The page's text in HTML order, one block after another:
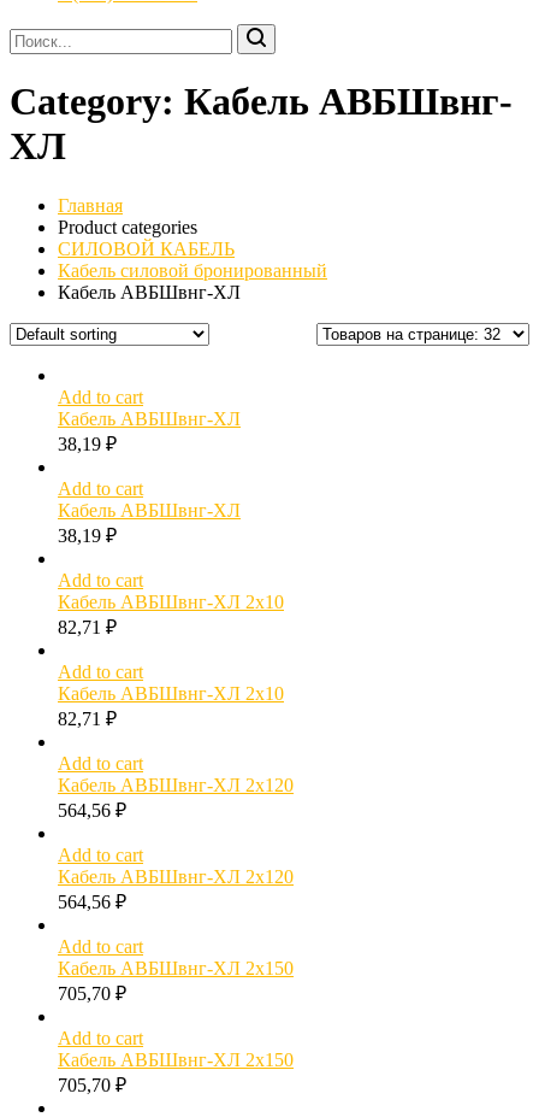
Category: Кабель АВБШвнг-
ХЛ
Главная
Product categories
СИЛОВОЙ КАБЕЛЬ
Кабель силовой бронированный
Кабель АВБШвнг-ХЛ
Add to cart
Кабель АВБШвнг-ХЛ
38,19 ₽
Add to cart
Кабель АВБШвнг-ХЛ
38,19 ₽
Add to cart
Кабель АВБШвнг-ХЛ 2х10
82,71 ₽
Add to cart
Кабель АВБШвнг-ХЛ 2х10
82,71 ₽
Add to cart
Кабель АВБШвнг-ХЛ 2х120
564,56 ₽
Add to cart
Кабель АВБШвнг-ХЛ 2х120
564,56 ₽
Add to cart
Кабель АВБШвнг-ХЛ 2х150
705,70 ₽
Add to cart
Кабель АВБШвнг-ХЛ 2х150
705,70 ₽